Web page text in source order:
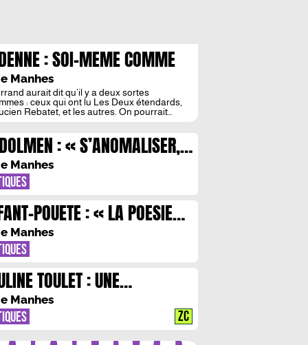
: SOI-MEME COMME
Manhes
aurait dit qu’il y a deux sortes
: ceux qui ont lu Les Deux étendards,
Rebatet, et les autres. On pourrait
de le sortir de l’oubli[1]. La réédition de
de jeunesse, par les […]
: « S’ANOMALISER,
S’ECHAPPER DES
QUI VIENNENT
NOTRE LIBERTE
»
Manhes
POUETE : « LA POESIE
DE ROCKSTARS »
Manhes
TOULET : UNE
DU BANAL
Manhes
ZC